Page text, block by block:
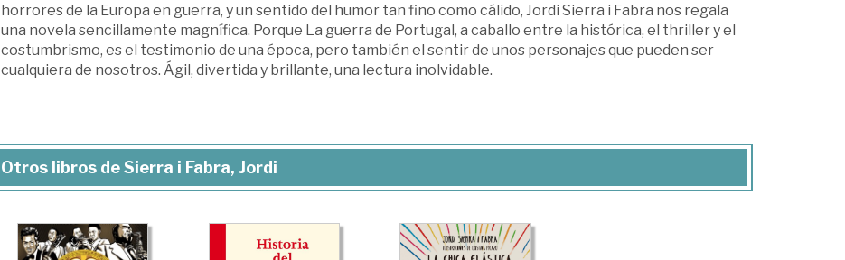
horrores de la Europa en guerra, y un sentido del humor tan fino como cálido, Jordi Sierra i Fabra nos regala
una novela sencillamente magnífica. Porque La guerra de Portugal, a caballo entre la histórica, el thriller y el
costumbrismo, es el testimonio de una época, pero también el sentir de unos personajes que pueden ser
cualquiera de nosotros. Ágil, divertida y brillante, una lectura inolvidable.
Otros libros de Sierra i Fabra, Jordi